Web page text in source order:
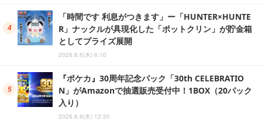
「時間です 利息がつきます」ー「HUNTER×HUNTE
R」ナックルが具現化した「ポットクリン」が貯金箱
としてプライズ展開
2026.8.6(木) 6:10
『ポケカ』30周年記念パック「30th CELEBRATIO
N」がAmazonで抽選販売受付中！1BOX（20パック
入り）
2026.8.6(木) 12:30